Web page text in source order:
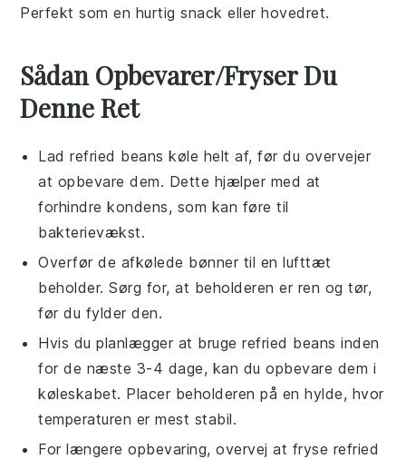
Perfekt som en hurtigsnack ellerhovedret.
Sådan Opbevarer/Fryser Du
Denne Ret
Ladrefried beans køle helt af, før du overvejer
at opbevare dem. Dette hjælper med at
forhindre kondens, som kan føre til
bakterievækst.
Overfør de afkølede bønner til en lufttæt
beholder. Sørg for, at beholderen er ren og tør,
før du fylder den.
Hvis du planlægger at brugerefried beans inden
for de næste 3-4 dage, kan du opbevare dem i
køleskabet. Placer beholderen på en hylde, hvor
temperaturen er mest stabil.
For længere opbevaring, overvej at fryse refried